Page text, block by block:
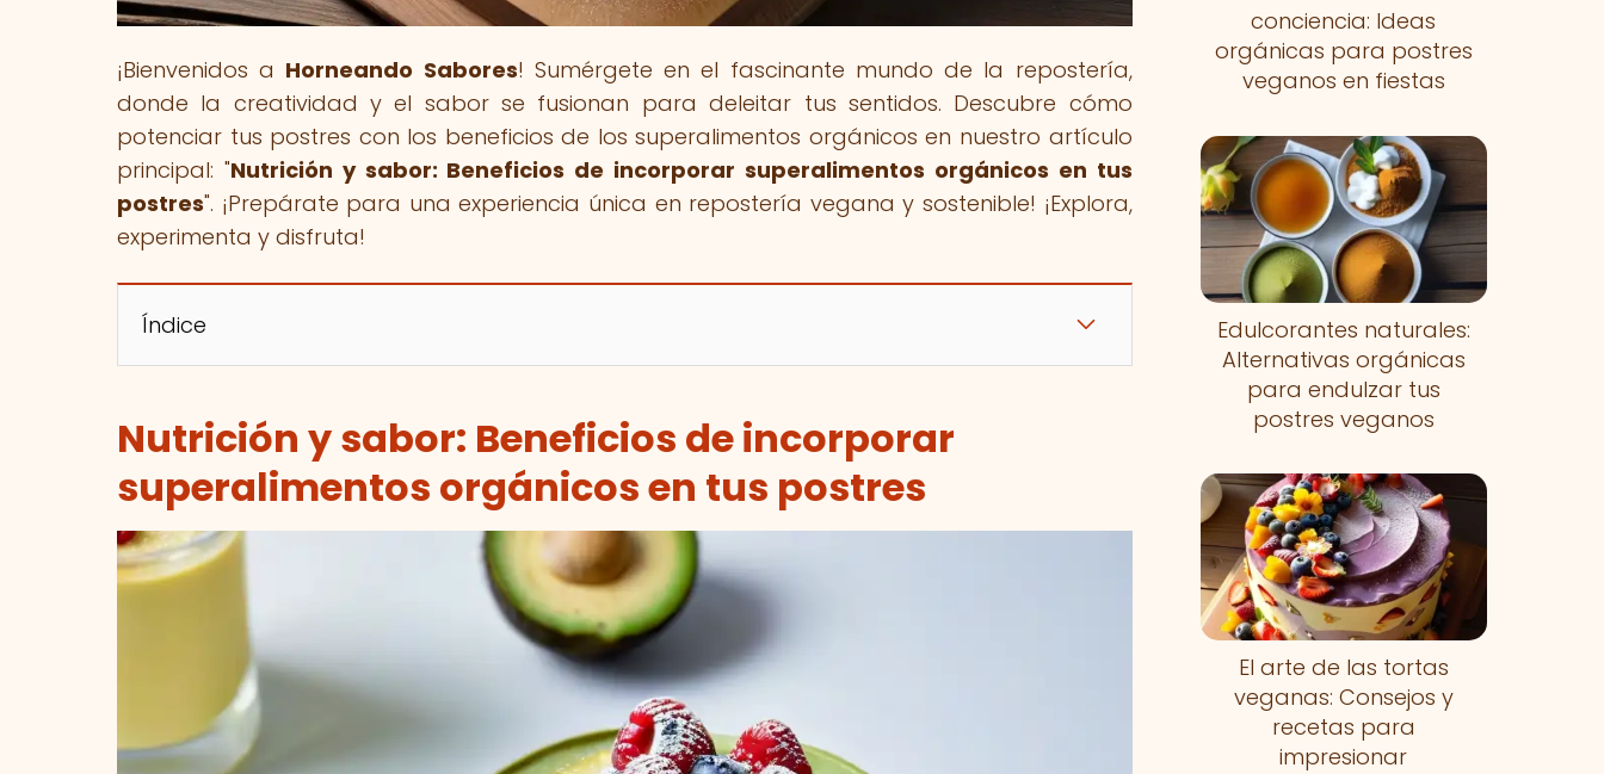
¡Bienvenidos a Horneando Sabores! Sumérgete en el fascinante mundo de la repostería,
donde la creatividad y el sabor se fusionan para deleitar tus sentidos. Descubre cómo
potenciar tus postres con los beneficios de los superalimentos orgánicos en nuestro artículo
principal: "Nutrición y sabor: Beneficios de incorporar superalimentos orgánicos en tus
postres". ¡Prepárate para una experiencia única en repostería vegana y sostenible! ¡Explora,
experimenta y disfruta!
Índice
Nutrición y sabor: Beneficios de incorporar
superalimentos orgánicos en tus postres
conciencia: Ideas
orgánicas para postres
veganos en fiestas
Edulcorantes naturales:
Alternativas orgánicas
para endulzar tus
postres veganos
El arte de las tortas
veganas: Consejos y
recetas para
impresionar